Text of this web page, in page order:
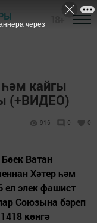
кайгы
(+ВИДЕО)
916 0 0
Ватан
Хәтер һәм
ел элек фашист
Союзына бәреп
көнгә
через